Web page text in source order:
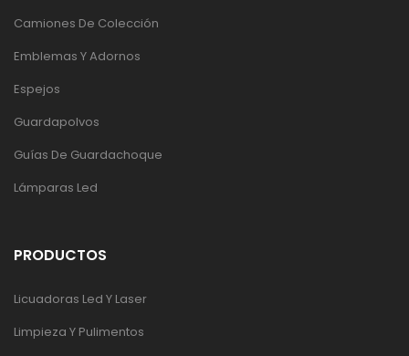
Camiones De Colección
Emblemas Y Adornos
Espejos
Guardapolvos
Guías De Guardachoque
Lámparas Led
PRODUCTOS
Licuadoras Led Y Laser
Limpieza Y Pulimentos